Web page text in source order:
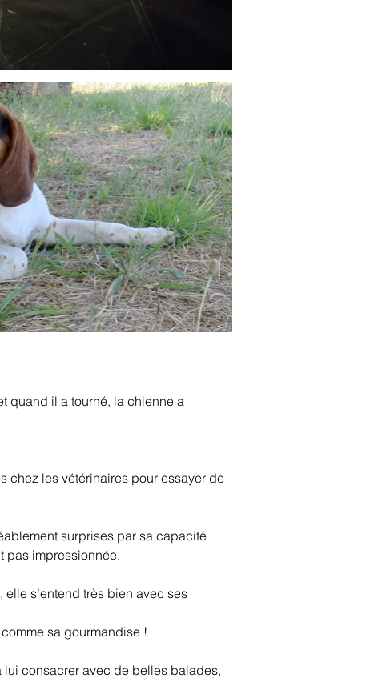
quand il a tourné, la chienne a
chez les vétérinaires pour essayer de
surprises par sa capacité
pas impressionnée.
s’entend très bien avec ses
sa gourmandise !
lui consacrer avec de belles balades,